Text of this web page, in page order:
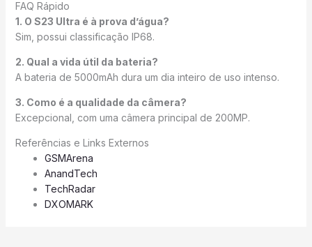
FAQ Rápido
1. O S23 Ultra é à prova d’água?
Sim, possui classificação IP68.
2. Qual a vida útil da bateria?
A bateria de 5000mAh dura um dia inteiro de uso intenso.
3. Como é a qualidade da câmera?
Excepcional, com uma câmera principal de 200MP.
Referências e Links Externos
GSMArena
AnandTech
TechRadar
DXOMARK